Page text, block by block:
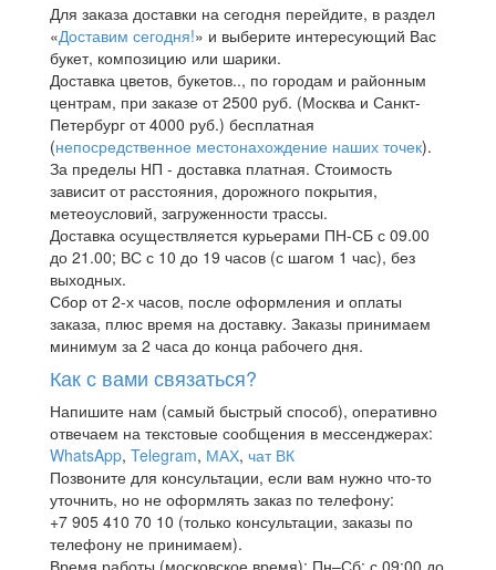
Для заказа доставки на сегодня перейдите, в раздел
«Доставим сегодня!» и выберите интересующий Вас
букет, композицию или шарики.
Доставка цветов, букетов.., по городам и районным
центрам, при заказе от 2500 руб. (Москва и Санкт-
Петербург от 4000 руб.) бесплатная
(непосредственное местонахождение наших точек).
За пределы НП - доставка платная. Стоимость
зависит от расстояния, дорожного покрытия,
метеоусловий, загруженности трассы.
Доставка осуществляется курьерами ПН-СБ с 09.00
до 21.00; ВС с 10 до 19 часов (с шагом 1 час), без
выходных.
Сбор от 2-х часов, после оформления и оплаты
заказа, плюс время на доставку. Заказы принимаем
минимум за 2 часа до конца рабочего дня.
Как с вами связаться?
Напишите нам (самый быстрый способ), оперативно
отвечаем на текстовые сообщения в мессенджерах:
WhatsApp, Telegram, МАХ, чат ВК
Позвоните для консультации, если вам нужно что-то
уточнить, но не оформлять заказ по телефону:
+7 905 410 70 10 (только консультации, заказы по
телефону не принимаем).
Время работы (московское время): Пн–Сб: с 09:00 до